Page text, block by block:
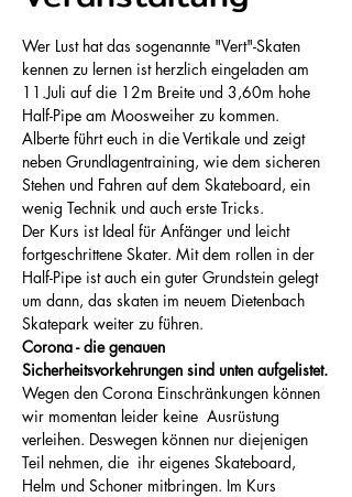
Wer Lust hat das sogenannte "Vert"-Skaten
kennen zu lernen ist herzlich eingeladen am
11.Juli auf die 12m Breite und 3,60m hohe
Half-Pipe am Moosweiher zu kommen.
Alberte führt euch in die Vertikale und zeigt
neben Grundlagentraining, wie dem sicheren
Stehen und Fahren auf dem Skateboard, ein
wenig Technik und auch erste Tricks.
Der Kurs ist Ideal für Anfänger und leicht
fortgeschrittene Skater. Mit dem rollen in der
Half-Pipe ist auch ein guter Grundstein gelegt
um dann, das skaten im neuem Dietenbach
Skatepark weiter zu führen.
Corona - die genauen
Sicherheitsvorkehrungen sind unten aufgelistet.
Wegen den Corona Einschränkungen können
wir momentan leider keine  Ausrüstung
verleihen. Deswegen können nur diejenigen
Teil nehmen, die  ihr eigenes Skateboard,
Helm und Schoner mitbringen. Im Kurs